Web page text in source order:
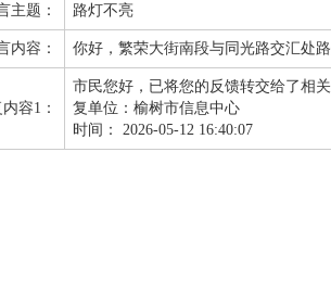
主题： 路灯不亮
内容： 你好，繁荣大街南段与同光路交汇处
容1：
市民您好，已将您的反馈转交给了相
复单位：榆树市信息中心
时间： 2026-05-12 16:40:07